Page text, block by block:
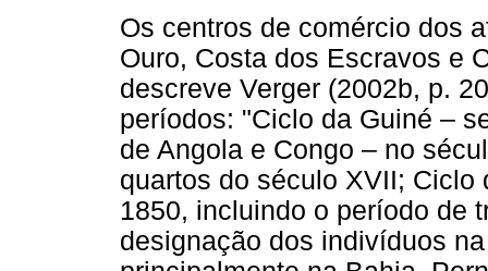
Os centros de comércio dos
Ouro, Costa dos Escravos e
descreve Verger (2002b, p.
períodos: "Ciclo da Guiné –
de Angola e Congo – no
quartos do século XVII;
1850, incluindo o período de
designação dos indivíduos